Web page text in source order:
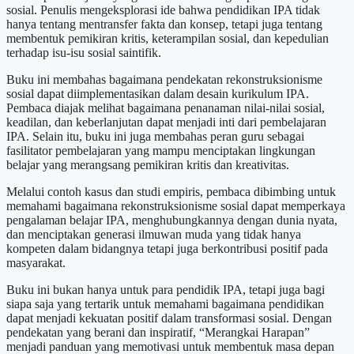
sosial. Penulis mengeksplorasi ide bahwa pendidikan IPA tidak
hanya tentang mentransfer fakta dan konsep, tetapi juga tentang
membentuk pemikiran kritis, keterampilan sosial, dan kepedulian
terhadap isu-isu sosial saintifik.
Buku ini membahas bagaimana pendekatan rekonstruksionisme
sosial dapat diimplementasikan dalam desain kurikulum IPA.
Pembaca diajak melihat bagaimana penanaman nilai-nilai sosial,
keadilan, dan keberlanjutan dapat menjadi inti dari pembelajaran
IPA. Selain itu, buku ini juga membahas peran guru sebagai
fasilitator pembelajaran yang mampu menciptakan lingkungan
belajar yang merangsang pemikiran kritis dan kreativitas.
Melalui contoh kasus dan studi empiris, pembaca dibimbing untuk
memahami bagaimana rekonstruksionisme sosial dapat memperkaya
pengalaman belajar IPA, menghubungkannya dengan dunia nyata,
dan menciptakan generasi ilmuwan muda yang tidak hanya
kompeten dalam bidangnya tetapi juga berkontribusi positif pada
masyarakat.
Buku ini bukan hanya untuk para pendidik IPA, tetapi juga bagi
siapa saja yang tertarik untuk memahami bagaimana pendidikan
dapat menjadi kekuatan positif dalam transformasi sosial. Dengan
pendekatan yang berani dan inspiratif, “Merangkai Harapan”
menjadi panduan yang memotivasi untuk membentuk masa depan